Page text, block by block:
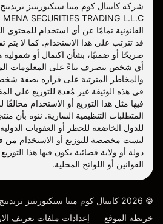
القانونية تمامًا عن أي استخدام
قد تترتب على هذا الاستخدام. كما لا يتم
صريحًا أو ضمنيًا، بشأن اكتمال أو
أي شخص يتصرف بناءً على المعلومات
والمخاطر المترتبة على قراره بصفة
في هذه الوثيقة غير مُعدة للتوزيع على
فيها مثل هذا التوزيع أو الاستخدام مخالفًا
المتطلبات التنظيمية السارية. ننوه بأن
للدول الخاضعة للحظر أو العقوبات
ليست مخصصة للتوزيع أو الاستخدام
دولة أو ولاية قضائية يكون فيها هذا
القوانين أو اللوائح المحلية.
©
2026 كابيتال كوم مينا سيكيوريتيز
خريطة الموقع
إعدادات ملفات تعريف